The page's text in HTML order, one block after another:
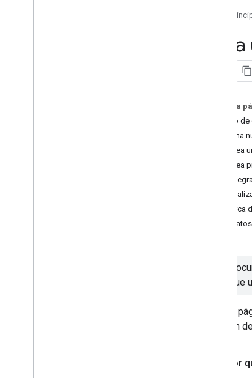
Página
En esta
Estado
Crea una
1. Crea
2. Crea
3.
Acerca
Este
web que
En esta
solución
¿Por